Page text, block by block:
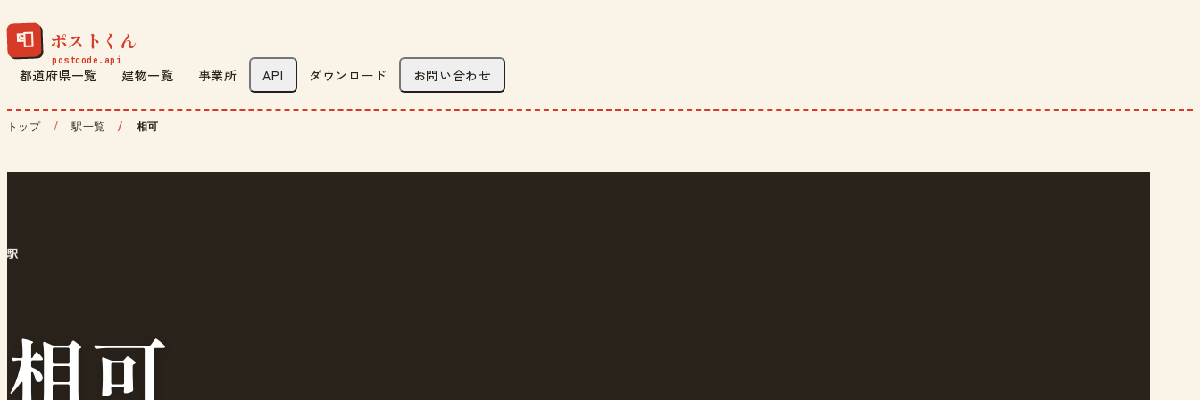
📮 ポストくん
都道府県一覧 建物一覧 事業所 API ダウンロード お問い合わせ
トップ 駅一覧 相可
駅
相可